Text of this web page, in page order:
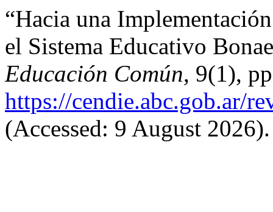
“Hacia una
el Sistema Educativo
Educación Común, 9(1),
https://cendie.abc.gob.ar/
(Accessed: 9 August 2026).